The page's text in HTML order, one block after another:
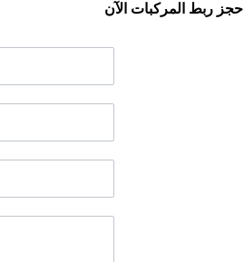
احجز ربط المركبات الآن